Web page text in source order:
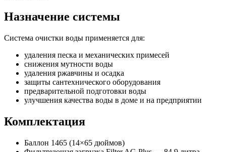
Назначение системы
Система очистки воды применяется для:
удаления песка и механических примесей
снижения мутности воды
удаления ржавчины и осадка
защиты сантехнического оборудования
предварительной подготовки воды
улучшения качества воды в доме и на предприятии
Комплектация
Баллон 1465 (14×65 дюймов)